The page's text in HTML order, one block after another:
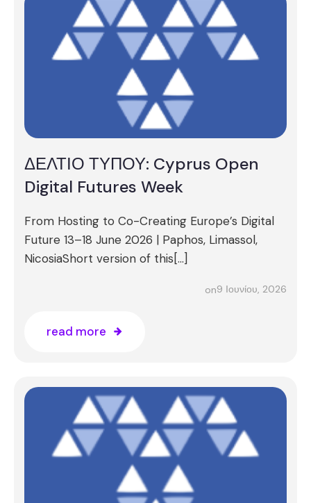
ΔΕΛΤΙΟ ΤΥΠΟΥ: Cyprus Open
Digital Futures Week
From Hosting to Co-Creating Europe’s Digital
Future 13–18 June 2026 | Paphos, Limassol,
NicosiaShort version of this[…]
on9 Ιουνίου, 2026
read more